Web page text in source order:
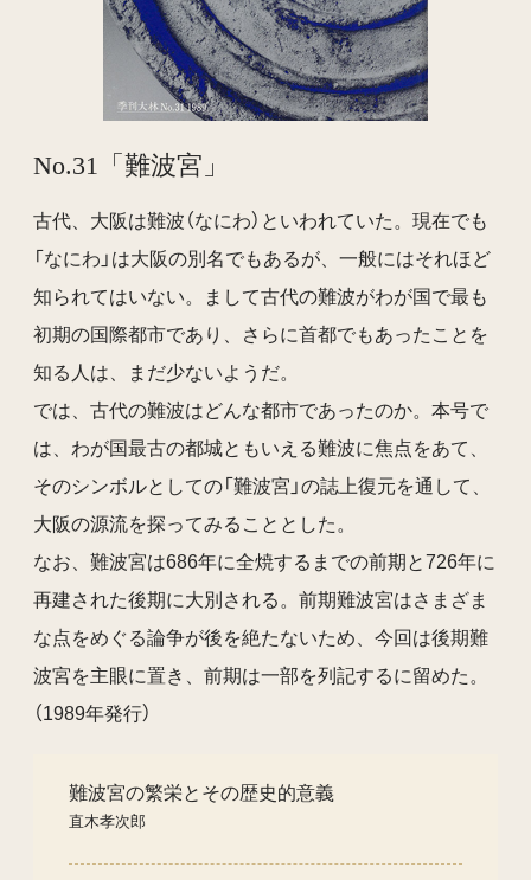
No.31「難波宮」
古代、大阪は難波（なにわ）といわれていた。現在でも
「なにわ」は大阪の別名でもあるが、一般にはそれほど
知られてはいない。まして古代の難波がわが国で最も
初期の国際都市であり、さらに首都でもあったことを
知る人は、まだ少ないようだ。
では、古代の難波はどんな都市であったのか。本号で
は、わが国最古の都城ともいえる難波に焦点をあて、
そのシンボルとしての「難波宮」の誌上復元を通して、
大阪の源流を探ってみることとした。
なお、難波宮は686年に全焼するまでの前期と726年に
再建された後期に大別される。前期難波宮はさまざま
な点をめぐる論争が後を絶たないため、今回は後期難
波宮を主眼に置き、前期は一部を列記するに留めた。
（1989年発行）
難波宮の繁栄とその歴史的意義
直木孝次郎